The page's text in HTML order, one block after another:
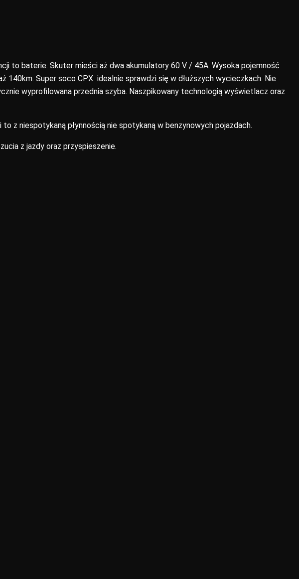
to baterie. Skuter mieści aż dwa akumulatory 60 V / 45A. Wysoka pojemność
140km. Super soco CPX idealnie sprawdzi się w dłuższych wycieczkach. Nie
wyprofilowana przednia szyba. Naszpikowany technologią wyświetlacz oraz
z niespotykaną płynnością nie spotykaną w benzynowych pojazdach.
z jazdy oraz przyspieszenie.